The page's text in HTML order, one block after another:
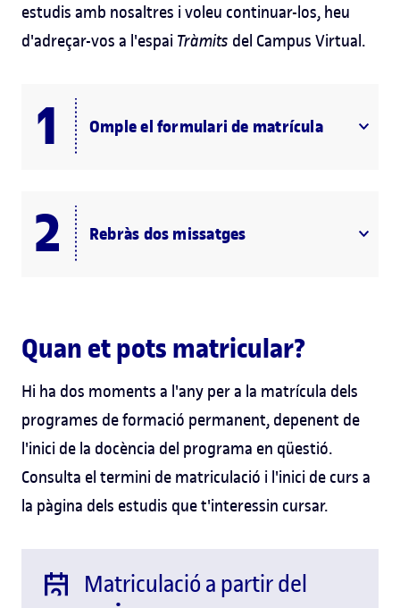
estudis amb nosaltres i voleu continuar-los, heu
d'adreçar-vos a l'espai Tràmits del Campus Virtual.
Omple el formulari de matrícula
Rebràs dos missatges
Quan et pots matricular?
Hi ha dos moments a l'any per a la matrícula dels
programes de formació permanent, depenent de
l'inici de la docència del programa en qüestió.
Consulta el termini de matriculació i l'inici de curs a
la pàgina dels estudis que t'interessin cursar.
Matriculació a partir del